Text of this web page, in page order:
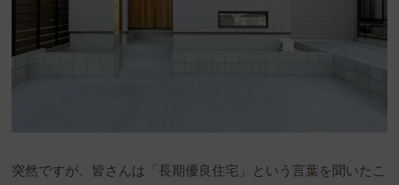
突然ですが、皆さんは「長期優良住宅」という言葉を聞いたこ